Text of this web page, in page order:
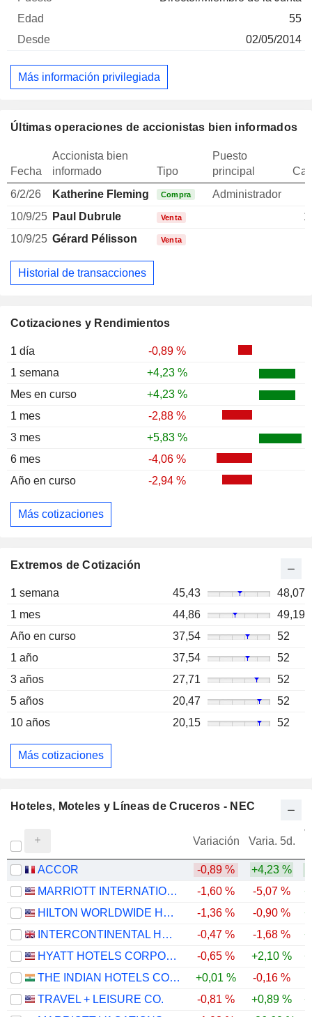
Cotizaciones y Rendimientos
1 día
-0,89 %
1 semana
+4,23 %
Mes en curso
+4,23 %
1 mes
-2,88 %
3 mes
+5,83 %
6 mes
-4,06 %
Año en curso
-2,94 %
Más cotizaciones
Extremos de Cotización
1 semana 45,43
48,07
1 mes
44,86
49,19
Año en curso
37,54
52
1 año
37,54
52
3 años
27,71
52
5 años
20,47
52
10 años
20,15 52
Más cotizaciones
55
02/05/2014
Más información privilegiada
Últimas operaciones de accionistas bien informados
Fecha
Accionista bien
informado
Tipo
Puesto
principal
6/2/26
Katherine Fleming Compra Administrador
10/9/25 Paul Dubrule Venta
10/9/25 Gérard Pélisson Venta
Historial de transacciones
Hoteles, Moteles y Líneas de Cruceros - NEC
Variación Varia. 5d.
ACCOR -0,89 % +4,23 %
MARRIOTT INTERNATIONAL, INC.
-1,60 % -5,07 %
HILTON WORLDWIDE HOLDINGS INC.
-1,36 % -0,90 %
INTERCONTINENTAL HOTELS GROUP PLC
-0,47 % -1,68 %
HYATT HOTELS CORPORATION
-0,65 % +2,10 %
THE INDIAN HOTELS COMPANY LIMITED
+0,01 % -0,16 %
TRAVEL + LEISURE CO.
-0,81 % +0,89 %